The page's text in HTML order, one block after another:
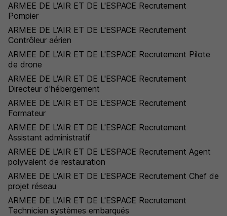
ARMEE DE L'AIR ET DE L'ESPACE Recrutement
Pompier
ARMEE DE L'AIR ET DE L'ESPACE Recrutement
Contrôleur aérien
ARMEE DE L'AIR ET DE L'ESPACE Recrutement Pilote
de drone
ARMEE DE L'AIR ET DE L'ESPACE Recrutement
Directeur d'hébergement
ARMEE DE L'AIR ET DE L'ESPACE Recrutement
Formateur
ARMEE DE L'AIR ET DE L'ESPACE Recrutement
Assistant administratif
ARMEE DE L'AIR ET DE L'ESPACE Recrutement Agent
polyvalent de restauration
ARMEE DE L'AIR ET DE L'ESPACE Recrutement Chef de
projet réseau
ARMEE DE L'AIR ET DE L'ESPACE Recrutement
Technicien systèmes embarqués